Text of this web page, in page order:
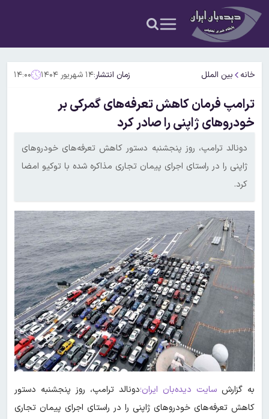
خانه بین الملل زمان انتشار:۱۴ شهریور ۱۴۰۴ ۱۴:۰۰
ترامپ فرمان کاهش تعرفه‌های گمرکی بر
خودروهای ژاپنی را صادر کرد
دونالد ترامپ، روز پنجشنبه دستور کاهش تعرفه‌های خودروهای
ژاپنی را در راستای اجرای پیمان تجاری مذاکره شده با توکیو امضا
کرد.
به گزارش سایت دیده‌بان ایران؛دونالد ترامپ، روز پنجشنبه دستور
کاهش تعرفه‌های خودروهای ژاپنی را در راستای اجرای پیمان تجاری